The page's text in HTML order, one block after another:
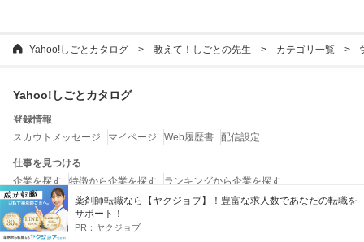
Yahoo!しごとカタログ 教えて！しごとの先生 カテゴリ一覧
薬剤師転職なら【ヤクジョブ】！豊富な求人数であなたの転職を
サポート！
PR： ヤクジョブ
Yahoo!しごとカタログ
登録情報
スカウトメッセージ
マイページ Web履歴書 配信設定
仕事を見つける
企業を探す
特徴から企業を探す
ランキングから企業を探す
転職エージェントを探す
お役立ちコンテンツ